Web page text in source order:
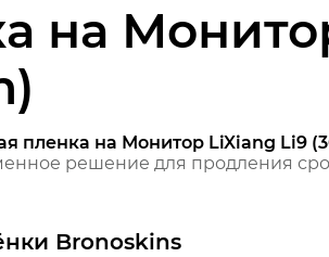
на
пленка на Монитор LiXiang Li9
решение для продления
Bronoskins